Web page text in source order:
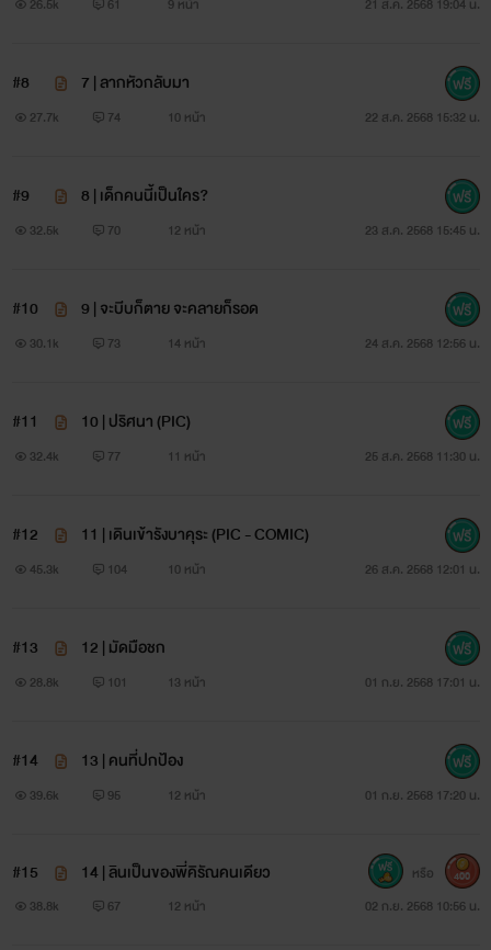
26.5k 61 9 หน้า 21 ส.ค. 2568 19:04 น.
#8 7 | ลากหัวกลับมา
27.7k 74 10 หน้า 22 ส.ค. 2568 15:32 น.
#9 8 | เด็กคนนี้เป็นใคร?
32.5k 70 12 หน้า 23 ส.ค. 2568 15:45 น.
#10 9 | จะบีบก็ตาย จะคลายก็รอด
30.1k 73 14 หน้า 24 ส.ค. 2568 12:56 น.
#11 10 | ปริศนา (PIC)
32.4k 77 11 หน้า 25 ส.ค. 2568 11:30 น.
#12 11 | เดินเข้ารังบาคุระ (PIC - COMIC)
45.3k 104 10 หน้า 26 ส.ค. 2568 12:01 น.
#13 12 | มัดมือชก
28.8k 101 13 หน้า 01 ก.ย. 2568 17:01 น.
#14 13 | คนที่ปกป้อง
39.6k 95 12 หน้า 01 ก.ย. 2568 17:20 น.
#15 14 | ลินเป็นของพี่คิรัณคนเดียว
38.8k 67 12 หน้า 02 ก.ย. 2568 10:56 น.
หรือ 400